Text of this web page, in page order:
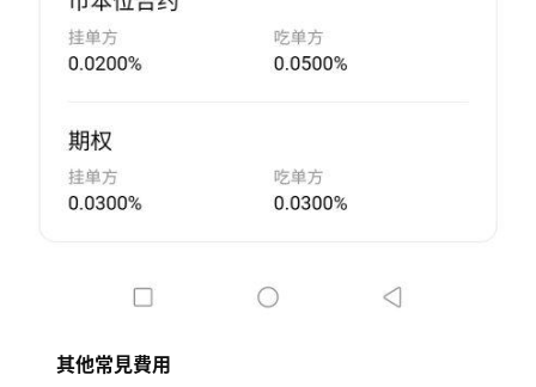
其他常見費用